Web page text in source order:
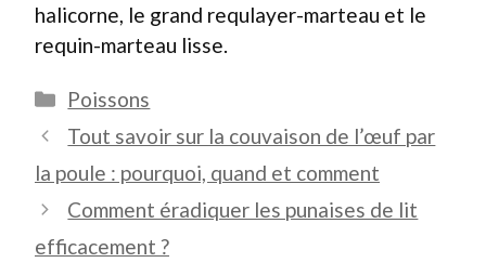
halicorne, le grand requlayer-marteau et le
requin-marteau lisse.
Catégories
Poissons
Tout savoir sur la couvaison de l’œuf par
la poule : pourquoi, quand et comment
Comment éradiquer les punaises de lit
efficacement ?